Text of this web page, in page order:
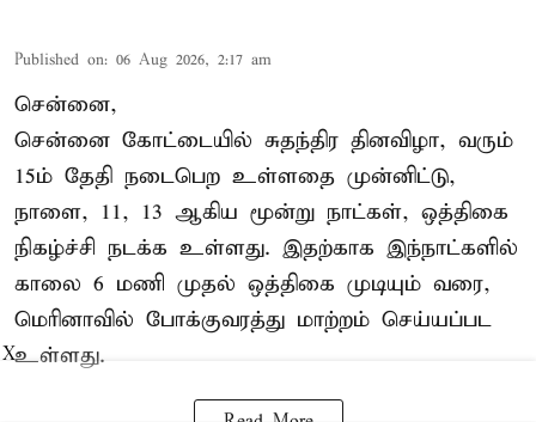
Published on: 06 Aug 2026, 2:17 am
சென்னை,
சென்னை கோட்டையில் சுதந்திர தினவிழா, வரும்
15ம் தேதி நடைபெற உள்ளதை முன்னிட்டு,
நாளை, 11, 13 ஆகிய மூன்று நாட்கள், ஒத்திகை
நிகழ்ச்சி நடக்க உள்ளது. இதற்காக இந்நாட்களில்
காலை 6 மணி முதல் ஒத்திகை முடியும் வரை,
மெரினாவில் போக்குவரத்து மாற்றம் செய்யப்பட
உள்ளது.
X